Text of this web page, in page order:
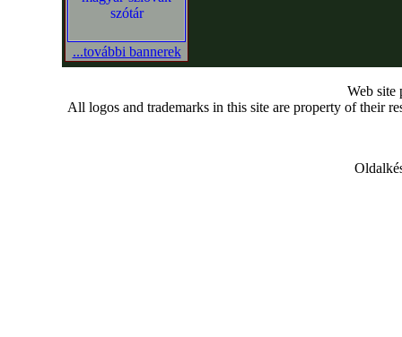
...további bannerek
Web site
All logos and trademarks in this site are property of their